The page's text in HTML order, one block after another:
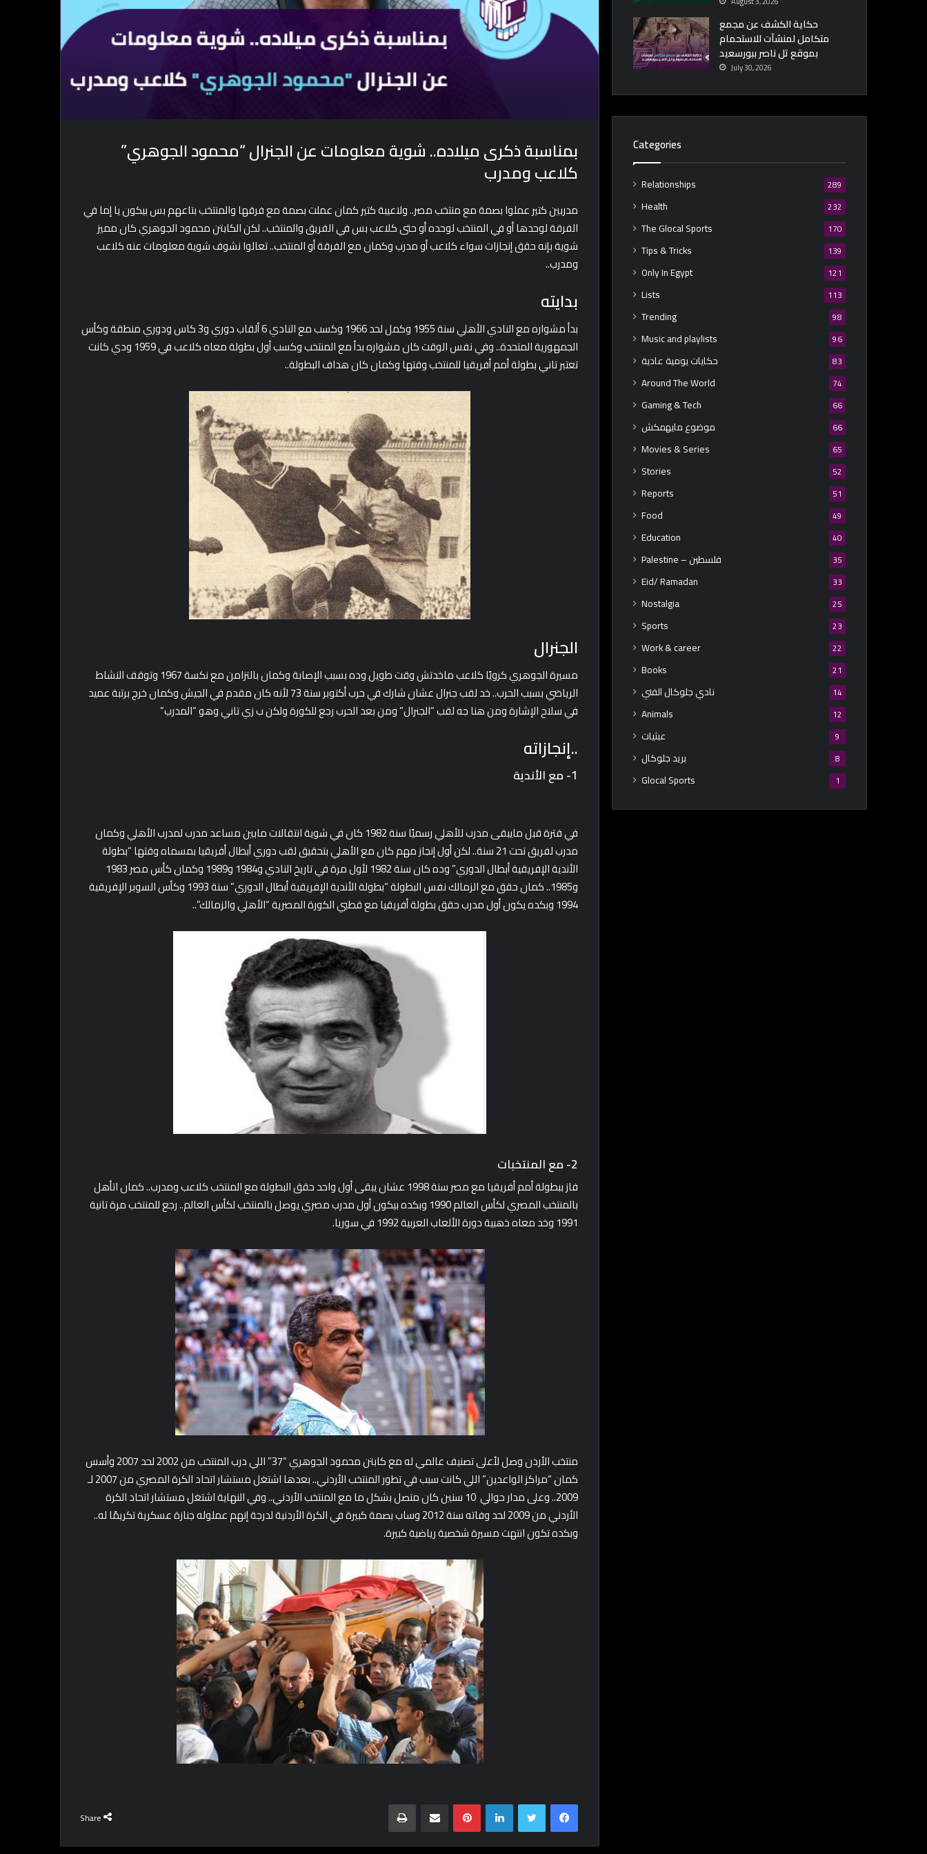
بمناسبة ذكرى ميلاده.. شوية معلومات عن الجنرال “محمود الجوهري”
كلاعب ومدرب
مدربين كتير عملوا بصمة مع منتخب مصر.. ولاعيبة كتير كمان عملت بصمة مع فرقها والمنتخب بتاعهم بس بيكون يا إما في
الفرقة لوحدها أو في المنتخب لوحده أو حتى كلاعب بس في الفريق والمنتخب.. لكن الكابتن محمود الجوهري كان مميز
شوية بإنه حقق إنجازات سواء كلاعب أو مدرب وكمان مع الفرقة أو المنتخب.. تعالوا نشوف شوية معلومات عنه كلاعب
ومدرب..
بدايته
بدأ مشواره مع النادي الأهلي سنة 1955 وكمل لحد 1966 وكسب مع النادي 6 ألقاب دوري و3 كاس ودوري منطقة وكأس
الجمهورية المتحدة.. وفي نفس الوقت كان مشواره بدأ مع المنتخب وكسب أول بطولة معاه كلاعب في 1959 ودي كانت
تعتبر تاني بطولة أمم أفريقيا للمنتخب وقتها وكمان كان هداف البطولة..
الجنرال
مسيرة الجوهري كرويًا كلاعب ماخدتش وقت طويل وده بسبب الإصابة وكمان بالتزامن مع نكسة 1967 وتوقف النشاط
الرياضي بسبب الحرب.. خد لقب جنرال عشان شارك في حرب أكتوبر سنة 73 لأنه كان مقدم في الجيش وكمان خرج برتبة عميد
في سلاح الإشارة ومن هنا جه لقب “الجنرال” ومن بعد الحرب رجع للكورة ولكن ب زي تاني وهو “المدرب”
..إنجازاته
1- مع الأندية
في فترة قبل مايبقى مدرب للأهلي رسميًا سنة 1982 كان في شوية انتقالات مابين مساعد مدرب لمدرب الأهلي وكمان
مدرب لفريق تحت 21 سنة.. لكن أول إنجاز مهم كان مع الأهلي بتحقيق لقب دوري أبطال أفريقيا بمسماه وقتها “بطولة
الأندية الإفريقية أبطال الدوري” وده كان سنة 1982 لأول مرة في تاريخ النادي و1984 و1989 وكمان كأس مصر 1983
و1985.. كمان حقق مع الزمالك نفس البطولة “بطولة الأندية الإفريقية أبطال الدوري” سنة 1993 وكأس السوبر الإفريقية
1994 وبكده يكون أول مدرب حقق بطولة أفريقيا مع قطبي الكورة المصرية “الأهلي والزمالك”..
2- مع المنتخبات
فاز ببطولة أمم أفريقيا مع مصر سنة 1998 عشان يبقى أول واحد حقق البطولة مع المنتخب كلاعب ومدرب.. كمان اتأهل
بالمنتخب المصري لكأس العالم 1990 وبكده بيكون أول مدرب مصري يوصل بالمنتخب لكأس العالم.. رجع للمنتخب مرة تانية
1991 وخد معاه ذهبية دورة الألعاب العربية 1992 في سوريا.
منتخب الأردن وصل لأعلى تصنيف عالمي له مع كابتن محمود الجوهري “37” اللي درب المنتخب من 2002 لحد 2007 وأسس
كمان “مراكز الواعدين” اللي كانت سبب في تطور المنتخب الأردني.. بعدها اشتغل مستشار اتحاد الكرة المصري من 2007 لـ
2009.. وعلى مدار حوالي 10 سنين كان متصل بشكل ما مع المنتخب الأردني.. وفي النهاية اشتغل مستشار اتحاد الكرة
الأردني من 2009 لحد وفاته سنة 2012 وساب بصمة كبيرة في الكرة الأردنية لدرجة إنهم عملوله جنازة عسكرية تكريمًا له..
وبكده تكونانتهت مسيرة شخصية رياضية كبيرة.
Share
Facebook
Twitter
LinkedIn
Pinterest
Print
حكاية الكشف عن مجمع
متكامل لمنشآت للاستحمام
بموقع تل ناصر ببورسعيد
July 30, 2026
Categories
Relationships 289
Health 232
The Glocal Sports 170
Tips & Tricks 139
Only In Egypt 121
Lists 113
Trending 98
Music and playlists 96
حكايات يومية عادية 83
Around The World 74
Gaming & Tech 66
موضوع مايهمكش 66
Movies & Series 65
Stories 52
Reports 51
Food 49
Education 40
Palestine – فلسطين 35
Eid/ Ramadan 33
Nostalgia 25
Sports 23
Work & career 22
Books 21
نادي جلوكال الفني 14
Animals 12
عبثيات 9
بريد جلوكال 8
Glocal Sports 1